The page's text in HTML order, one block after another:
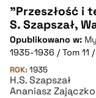
pobierz cytat
CZYSTY TEKST
pobierz cytat
"Przeszłość i
S. Szapszał,
Opublikowano w:
1935-1936 / Tom 11
ROK: 1935
H.S. Szapszał
Ananiasz